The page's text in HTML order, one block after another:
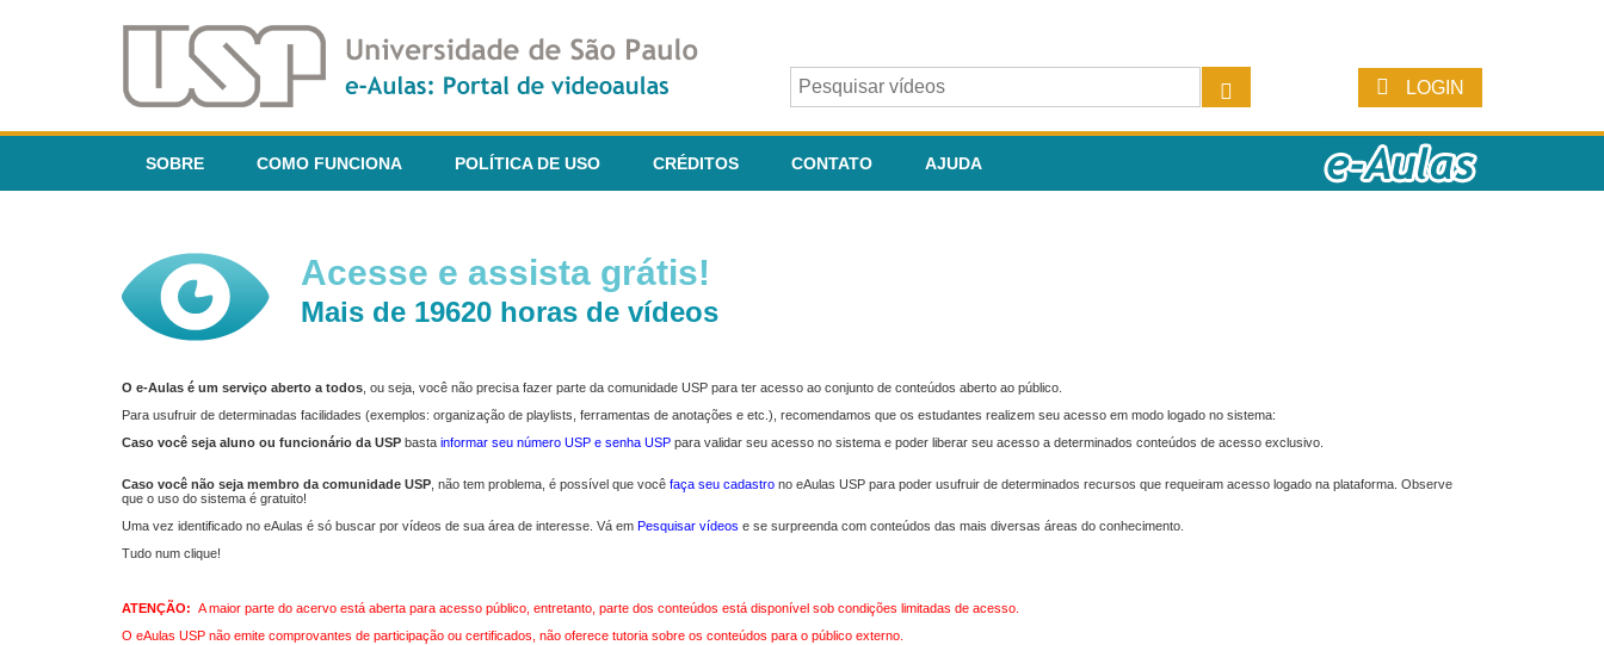
LOGIN
SOBRE COMO FUNCIONA POLÍTICA DE USO CRÉDITOS CONTATO AJUDA
Acesse e assista grátis!
Mais de 19620 horas de vídeos
O e-Aulas é um serviço aberto a todos , ou seja, você não precisa fazer parte da comunidade USP para ter acesso ao conjunto de conteúdos aberto ao público.
Para usufruir de determinadas facilidades (exemplos: organização de playlists, ferramentas de anotações e etc.), recomendamos que os estudantes realizem seu acesso em modo logado no sistema:
Caso você seja aluno ou funcionário da USP basta informar seu número USP e senha USP para validar seu acesso no sistema e poder liberar seu acesso a determinados conteúdos de acesso exclusivo.
Caso você não seja membro da comunidade USP , não tem problema, é possível que você faça seu cadastro no eAulas USP para poder usufruir de determinados recursos que requeiram acesso logado na plataforma. Observe
que o uso do sistema é gratuito!
Uma vez identificado no eAulas é só buscar por vídeos de sua área de interesse. Vá em Pesquisar vídeos e se surpreenda com conteúdos das mais diversas áreas do conhecimento.
Tudo num clique!
ATENÇÃO: A maior parte do acervo está aberta para acesso público, entretanto, parte dos conteúdos está disponível sob condições limitadas de acesso.
O eAulas USP não emite comprovantes de participação ou certificados, não oferece tutoria sobre os conteúdos para o público externo.